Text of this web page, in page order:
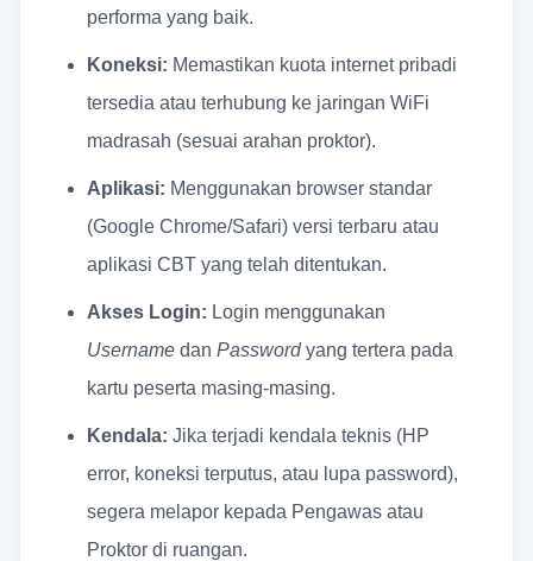
performa yang baik.
Koneksi: Memastikan kuota internet pribadi
tersedia atau terhubung ke jaringan WiFi
madrasah (sesuai arahan proktor).
Aplikasi: Menggunakan browser standar
(Google Chrome/Safari) versi terbaru atau
aplikasi CBT yang telah ditentukan.
Akses Login: Login menggunakan
Username dan Passwordyang tertera pada
kartu peserta masing-masing.
Kendala: Jika terjadi kendala teknis (HP
error, koneksi terputus, atau lupa password),
segera melapor kepada Pengawas atau
Proktor di ruangan.